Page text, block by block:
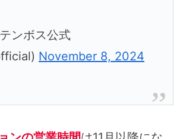
ンボス公式
November 8, 2024